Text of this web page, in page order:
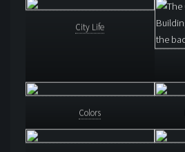
City Life
Colors